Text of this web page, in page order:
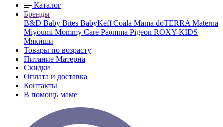
Каталог
Бренды
B&D Baby Bites BabyKeffCoala Mama doTERRA Materna
Miyoumi Mommy Care Paomma Pigeon ROXY-KIDS
Мякиши
Товары по возрасту
Питание Матерна
Скидки
Оплата и доставка
Контакты
В помощь маме